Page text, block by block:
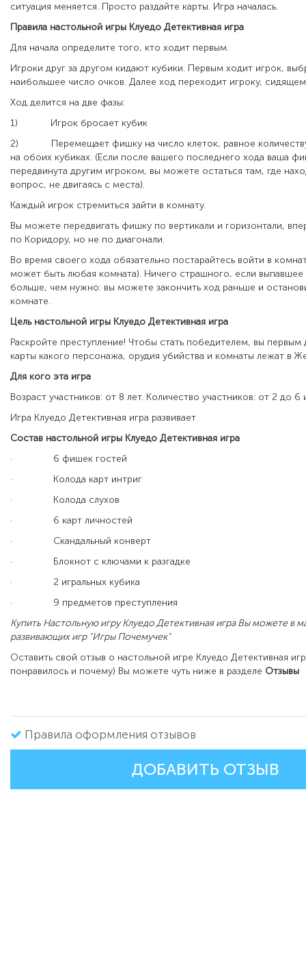
ситуация меняется. Просто раздайте карты. Игра началась.
Правила настольной игры Клуедо Детективная игра
Для начала определите того, кто ходит первым.
Игроки друг за другом кидают кубики. Первым ходит игрок,
наибольшее число очков. Далее ход переходит игроку,
Ход делится на две фазы:
1)
Игрок бросает кубик
2)
Перемещает фишку на число клеток, равное
на обоих кубиках. (Если после вашего последнего хода ваша
передвинута другим игроком, вы можете остаться там, где
вопрос, не двигаясь с места).
Каждый игрок стремиться зайти в комнату.
Вы можете передвигать фишку по вертикали и горизонтали,
по Коридору, но не по диагонали.
Во время своего хода обязательно постарайтесь войти в
может быть любая комната). Ничего страшного, если выпавшее
больше, чем нужно: вы можете закончить ход раньше и
комнате.
Цель настольной игры Клуедо Детективная игра
Раскройте преступление! Чтобы стать победителем, вы первым
карты какого персонажа, орудия убийства и комнаты лежат в
Для кого эта игра
Возраст участников: от 8 лет. Количество участников: от 2 до 6
Игра Клуедо Детективная игра развивает
Состав настольной игры Клуедо Детективная игра
·
6 фишек гостей
·
Колода карт интриг
·
Колода слухов
·
6 карт личностей
·
Скандальный конверт
·
Блокнот с ключами к разгадке
·
2 игральных кубика
·
9 предметов преступления
Купить Настольную игру Клуедо Детективная игра Вы можете в
развивающих игр "Игры Почемучек"
Оставить свой отзыв о настольной игре Клуедо Детективная
понравилось и почему) Вы можете чуть ниже в разделе Отзывы
Правила оформления отзывов
ДОБАВИТЬ ОТЗЫВ